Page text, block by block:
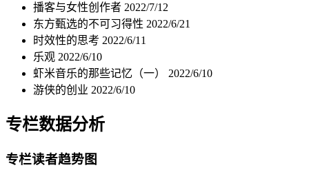
播客与女性创作者 2022/7/12
东方甄选的不可习得性 2022/6/21
时效性的思考 2022/6/11
乐观 2022/6/10
虾米音乐的那些记忆（一） 2022/6/10
游侠的创业 2022/6/10
专栏数据分析
专栏读者趋势图